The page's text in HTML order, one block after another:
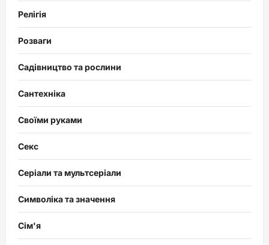
Релігія
Розваги
Садівництво та рослини
Сантехніка
Своїми руками
Секс
Серіали та мультсеріали
Символіка та значення
Сім'я